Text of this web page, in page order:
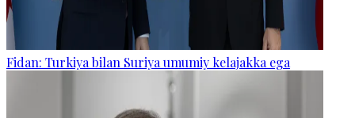
Fidan: Turkiya bilan Suriya umumiy kelajakka ega